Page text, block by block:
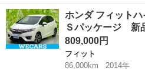
名： ホンダ ■ 車種名： フィットハ
名： Ｌパッケージ 運転席エアバッ
ーズ サイドエア...
高知 香南市 フィット
ホンダ フィットハ
Ｓパッケージ
809,000円
フィット
86,000km
2014年